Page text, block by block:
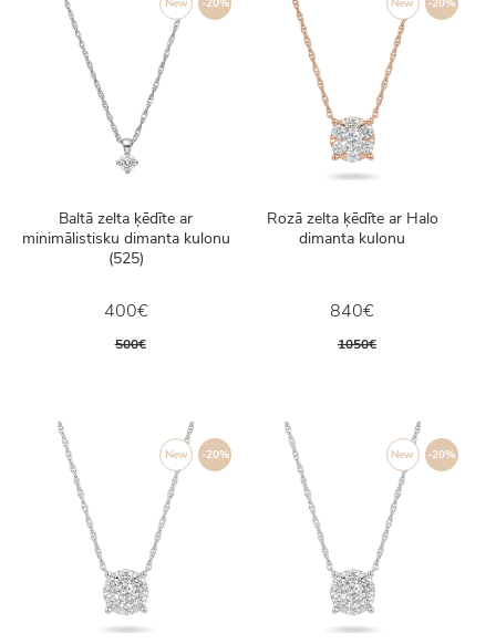
Baltā zelta ķēdīte ar
minimālistisku dimanta kulonu
(525)
400€
500€
Rozā zelta ķēdīte ar Halo
dimanta kulonu
840€
1050€
-20%
New -20%
New